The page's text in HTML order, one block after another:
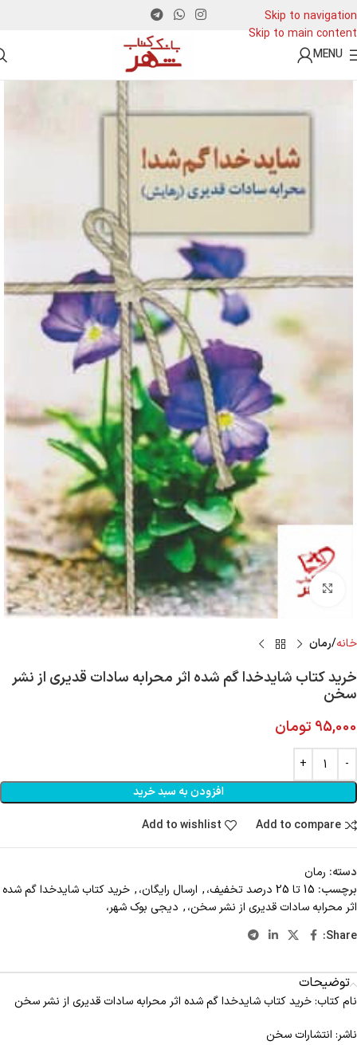
Skip to navigation
Skip to main content
MENU
Click to enlarge
خانه رمان
خرید کتاب شایدخدا گم شده اثر محرابه سادات قدیری از نشر
سخن
95,000 تومان
افزودن به سبد خرید
Add to compare
Add to wishlist
دسته: رمان
برچسب: 15 تا 25 درصد تخفیف، , ارسال رایگان،, خرید کتاب شایدخدا گم شده
اثر محرابه سادات قدیری از نشر سخن،, دیجی بوک شهر،
Share:
توضیحات
نام کتاب: خرید کتاب شایدخدا گم شده اثر محرابه سادات قدیری از نشر سخن
ناشر: انتشارات سخن